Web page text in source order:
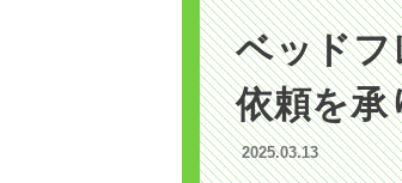
ベッド
依頼を承
2025.03.13